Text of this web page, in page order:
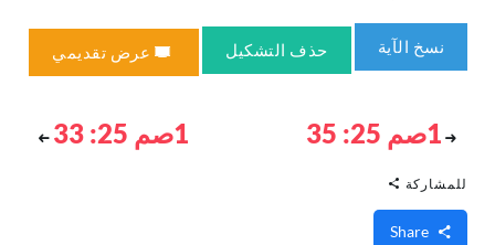
نسخ الآية حذف التشكيل عرض تقديمي
1صم 25: 35 1صم 25: 33
للمشاركة